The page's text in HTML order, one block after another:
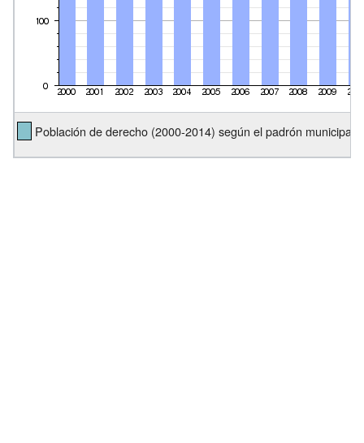
Población de derecho (2000-2014) según el padrón municipal